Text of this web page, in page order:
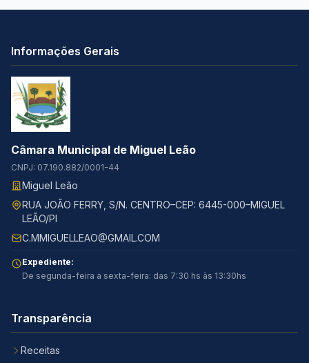
Informações Gerais
Câmara Municipal de Miguel Leão
CNPJ: 07.190.882/0001-44
Miguel Leão
RUA JOÃO FERRY, S/N. CENTRO–CEP: 6445-000–MIGUEL
LEÃO/PI
C.MMIGUELLEAO@GMAIL.COM
Expediente:
De segunda-feira a sexta-feira: das 7:30 hs às 13:30hs
Transparência
Receitas